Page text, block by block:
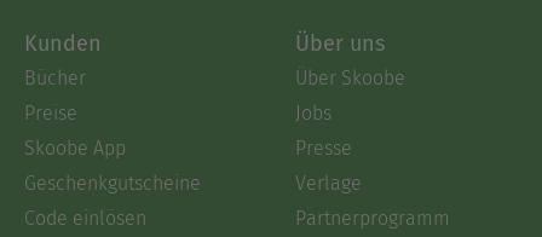
Kunden
Bücher
Preise
Skoobe App
Geschenkgutscheine
Code einlösen
Über uns
Über Skoobe
Jobs
Presse
Verlage
Partnerprogramm